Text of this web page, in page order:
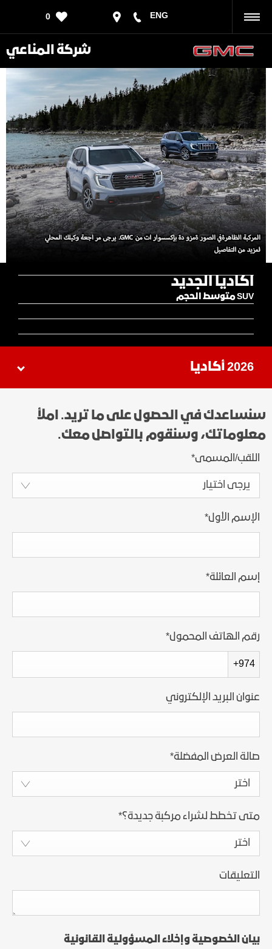
ENG
0
شركة المناعي
اكاديا الجديد
SUV متوسط الحجم
2026 أكاديا
سنساعدك في الحصول على ما تريد. املأ
معلوماتك، وسنقوم بالتواصل معك.
اللقب/المسمى*
يرجى اختيار
الإسم الأول*
إسم العائلة*
رقم الهاتف المحمول*
+974
عنوان البريد الإلكتروني
صالة العرض المفضلة*
اختر
متى تخطط لشراء مركبة جديدة؟*
اختر
التعليقات
بيان الخصوصية وإخلاء المسؤولية القانونية